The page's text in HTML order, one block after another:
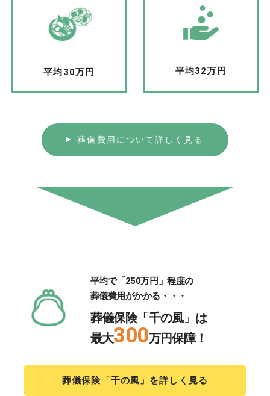
平均30万円 平均32万円
葬儀費用について詳しく見る
平均で「250万円」程度の
葬儀費用がかかる・・・
葬儀保険「千の風」は
最大300万円保障！
葬儀保険「千の風」を詳しく見る